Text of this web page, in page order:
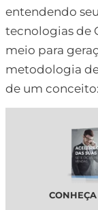
entendendo
tecnologias de
meio para
metodologia
de um